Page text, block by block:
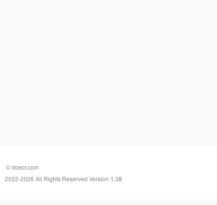
© doecr.com
2022-2026 All Rights Reserved Version 1.38